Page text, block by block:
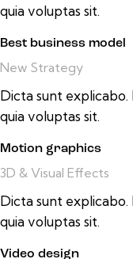
quia voluptas sit.
Best business model
New Strategy
Dicta sunt
quia voluptas sit.
Motion graphics
3D & Visual Effects
Dicta sunt
quia voluptas sit.
Video design